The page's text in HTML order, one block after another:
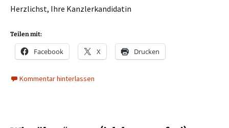
Herzlichst, Ihre Kanzlerkandidatin
Teilen mit:
Facebook X Drucken
Kommentar hinterlassen